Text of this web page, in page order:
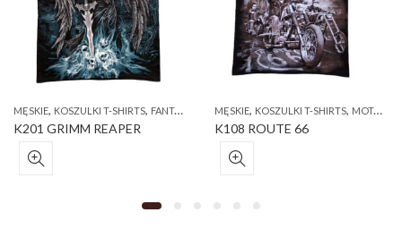
MĘSKIE, KOSZULKI T-SHIRTS, FANTASY
K201 GRIMM REAPER
MĘSKIE, KOSZULKI T-SHIRTS, MOTOCYKLOWE
K108 ROUTE 66